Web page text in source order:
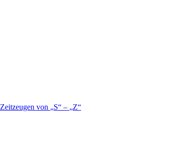
Zeitzeugen von S –
Z